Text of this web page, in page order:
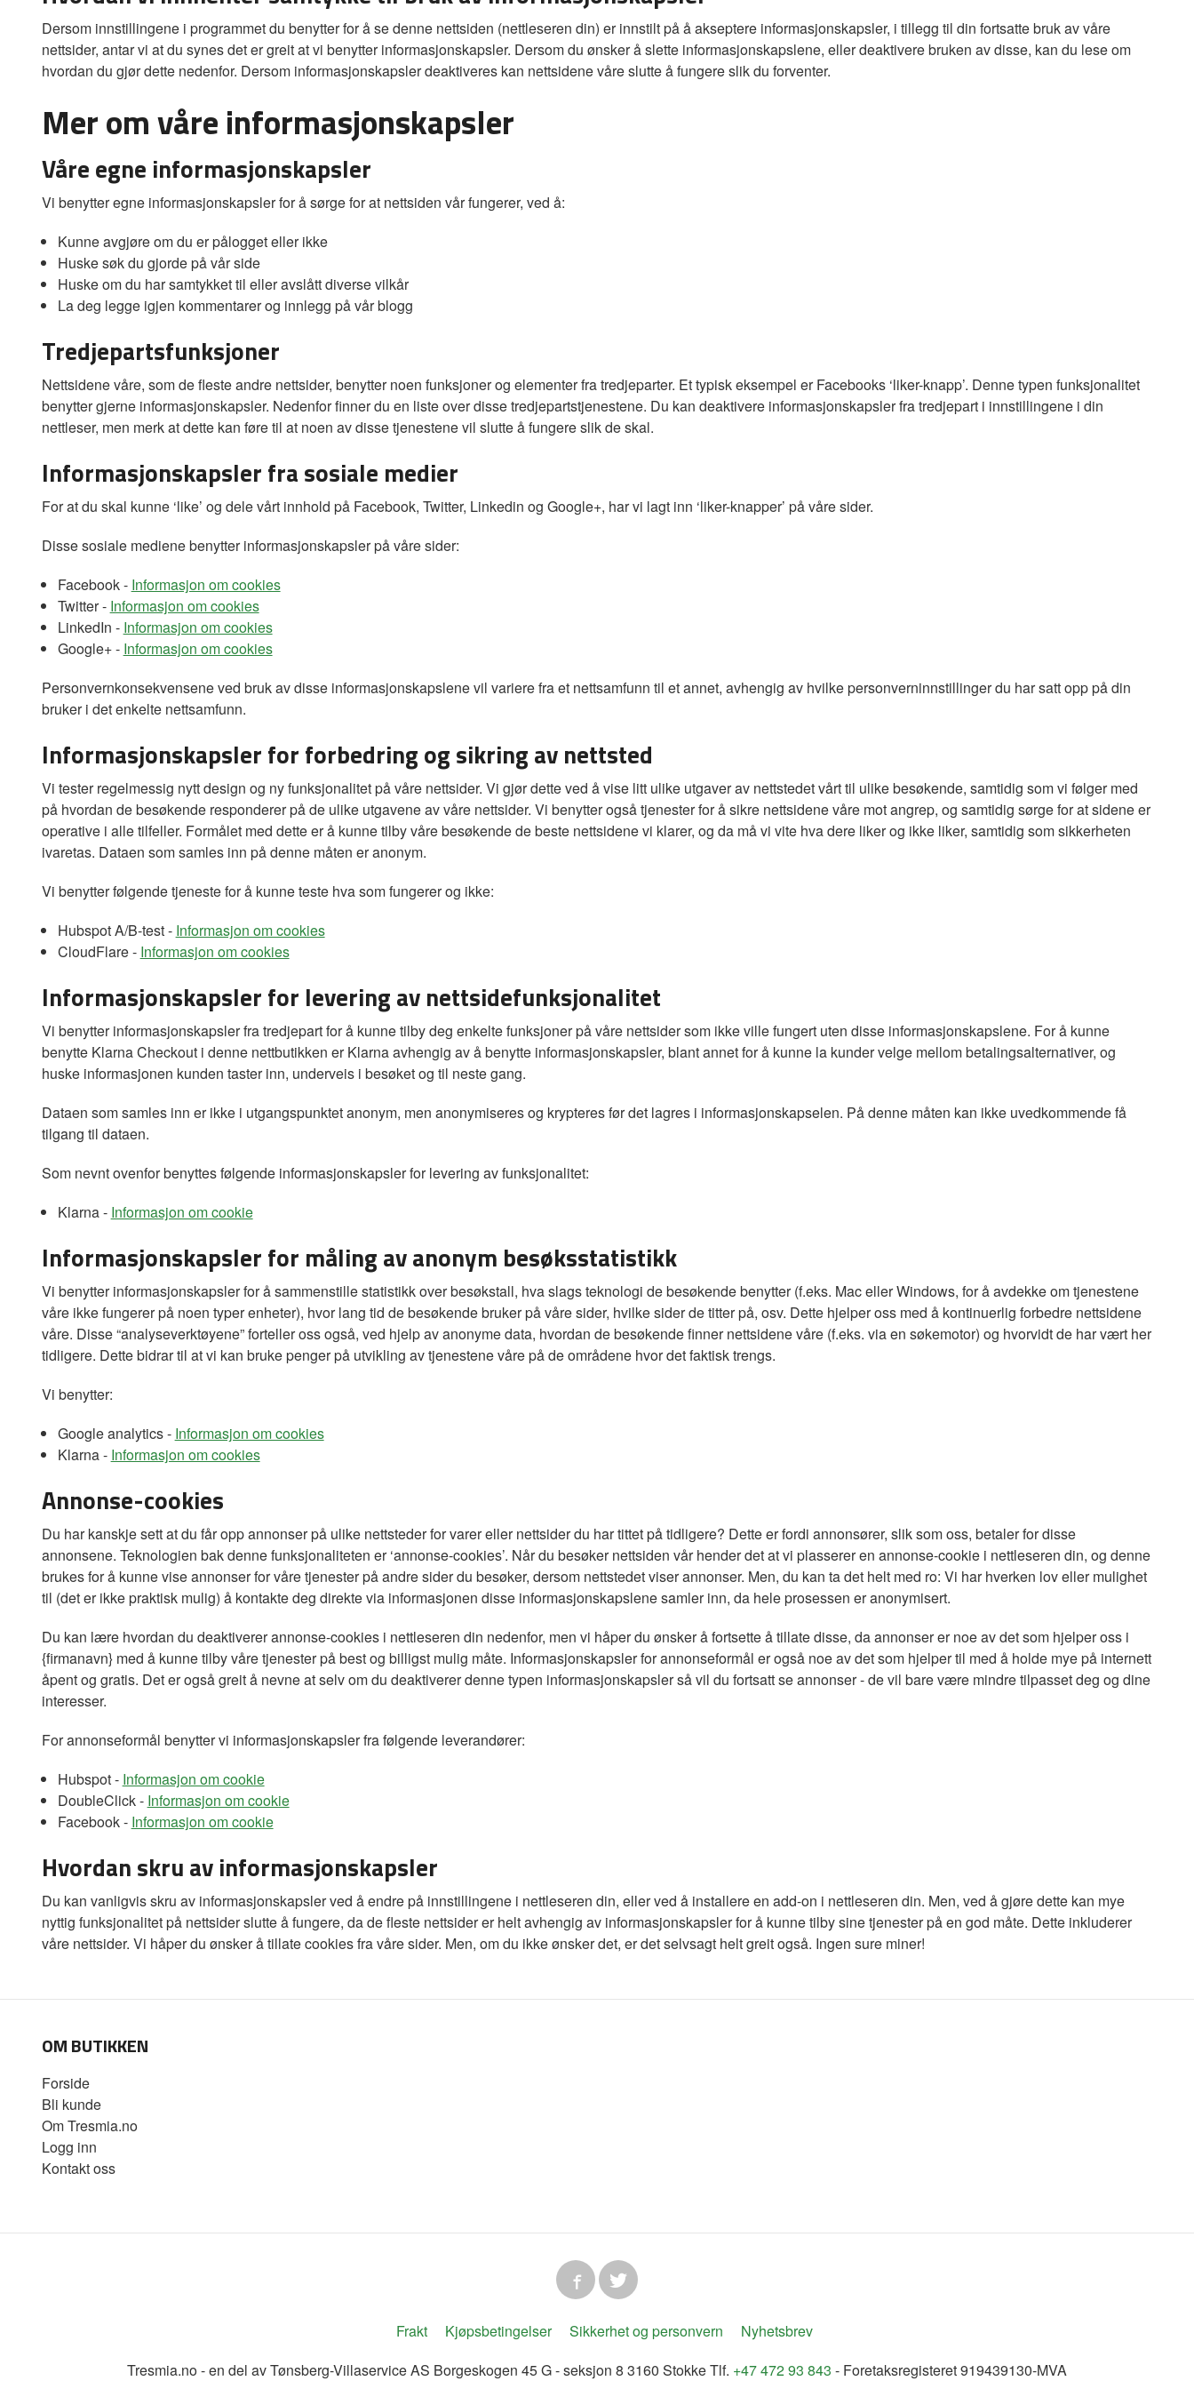
Dersom innstillingene i programmet du benytter for å se denne nettsiden (nettleseren din) er innstilt på å akseptere informasjonskapsler, i tillegg til din fortsatte bruk av våre
nettsider, antar vi at du synes det er greit at vi benytter informasjonskapsler. Dersom du ønsker å slette informasjonskapslene, eller deaktivere bruken av disse, kan du lese om
hvordan du gjør dette nedenfor. Dersom informasjonskapsler deaktiveres kan nettsidene våre slutte å fungere slik du forventer.
Mer om våre informasjonskapsler
Våre egne informasjonskapsler
Vi benytter egne informasjonskapsler for å sørge for at nettsiden vår fungerer, ved å:
Kunne avgjøre om du er pålogget eller ikke
Huske søk du gjorde på vår side
Huske om du har samtykket til eller avslått diverse vilkår
La deg legge igjen kommentarer og innlegg på vår blogg
Tredjepartsfunksjoner
Nettsidene våre, som de fleste andre nettsider, benytter noen funksjoner og elementer fra tredjeparter. Et typisk eksempel er Facebooks ‘liker-knapp’. Denne typen funksjonalitet
benytter gjerne informasjonskapsler. Nedenfor finner du en liste over disse tredjepartstjenestene. Du kan deaktivere informasjonskapsler fra tredjepart i innstillingene i din
nettleser, men merk at dette kan føre til at noen av disse tjenestene vil slutte å fungere slik de skal.
Informasjonskapsler fra sosiale medier
For at du skal kunne ‘like’ og dele vårt innhold på Facebook, Twitter, Linkedin og Google+, har vi lagt inn ‘liker-knapper’ på våre sider.
Disse sosiale mediene benytter informasjonskapsler på våre sider:
Facebook - Informasjon om cookies
Twitter - Informasjon om cookies
LinkedIn - Informasjon om cookies
Google+ - Informasjon om cookies
Personvernkonsekvensene ved bruk av disse informasjonskapslene vil variere fra et nettsamfunn til et annet, avhengig av hvilke personverninnstillinger du har satt opp på din
bruker i det enkelte nettsamfunn.
Informasjonskapsler for forbedring og sikring av nettsted
Vi tester regelmessig nytt design og ny funksjonalitet på våre nettsider. Vi gjør dette ved å vise litt ulike utgaver av nettstedet vårt til ulike besøkende, samtidig som vi følger med
på hvordan de besøkende responderer på de ulike utgavene av våre nettsider. Vi benytter også tjenester for å sikre nettsidene våre mot angrep, og samtidig sørge for at sidene er
operative i alle tilfeller. Formålet med dette er å kunne tilby våre besøkende de beste nettsidene vi klarer, og da må vi vite hva dere liker og ikke liker, samtidig som sikkerheten
ivaretas. Dataen som samles inn på denne måten er anonym.
Vi benytter følgende tjeneste for å kunne teste hva som fungerer og ikke:
Hubspot A/B-test - Informasjon om cookies
CloudFlare - Informasjon om cookies
Informasjonskapsler for levering av nettsidefunksjonalitet
Vi benytter informasjonskapsler fra tredjepart for å kunne tilby deg enkelte funksjoner på våre nettsider som ikke ville fungert uten disse informasjonskapslene. For å kunne
benytte Klarna Checkout i denne nettbutikken er Klarna avhengig av å benytte informasjonskapsler, blant annet for å kunne la kunder velge mellom betalingsalternativer, og
huske informasjonen kunden taster inn, underveis i besøket og til neste gang.
Dataen som samles inn er ikke i utgangspunktet anonym, men anonymiseres og krypteres før det lagres i informasjonskapselen. På denne måten kan ikke uvedkommende få
tilgang til dataen.
Som nevnt ovenfor benyttes følgende informasjonskapsler for levering av funksjonalitet:
Klarna - Informasjon om cookie
Informasjonskapsler for måling av anonym besøksstatistikk
Vi benytter informasjonskapsler for å sammenstille statistikk over besøkstall, hva slags teknologi de besøkende benytter (f.eks. Mac eller Windows, for å avdekke om tjenestene
våre ikke fungerer på noen typer enheter), hvor lang tid de besøkende bruker på våre sider, hvilke sider de titter på, osv. Dette hjelper oss med å kontinuerlig forbedre nettsidene
våre. Disse “analyseverktøyene” forteller oss også, ved hjelp av anonyme data, hvordan de besøkende finner nettsidene våre (f.eks. via en søkemotor) og hvorvidt de har vært her
tidligere. Dette bidrar til at vi kan bruke penger på utvikling av tjenestene våre på de områdene hvor det faktisk trengs.
Vi benytter:
Google analytics - Informasjon om cookies
Klarna - Informasjon om cookies
Annonse-cookies
Du har kanskje sett at du får opp annonser på ulike nettsteder for varer eller nettsider du har tittet på tidligere? Dette er fordi annonsører, slik som oss, betaler for disse
annonsene. Teknologien bak denne funksjonaliteten er ‘annonse-cookies’. Når du besøker nettsiden vår hender det at vi plasserer en annonse-cookie i nettleseren din, og denne
brukes for å kunne vise annonser for våre tjenester på andre sider du besøker, dersom nettstedet viser annonser. Men, du kan ta det helt med ro: Vi har hverken lov eller mulighet
til (det er ikke praktisk mulig) å kontakte deg direkte via informasjonen disse informasjonskapslene samler inn, da hele prosessen er anonymisert.
Du kan lære hvordan du deaktiverer annonse-cookies i nettleseren din nedenfor, men vi håper du ønsker å fortsette å tillate disse, da annonser er noe av det som hjelper oss i
{firmanavn} med å kunne tilby våre tjenester på best og billigst mulig måte. Informasjonskapsler for annonseformål er også noe av det som hjelper til med å holde mye på internett
åpent og gratis. Det er også greit å nevne at selv om du deaktiverer denne typen informasjonskapsler så vil du fortsatt se annonser - de vil bare være mindre tilpasset deg og dine
interesser.
For annonseformål benytter vi informasjonskapsler fra følgende leverandører:
Hubspot - Informasjon om cookie
DoubleClick - Informasjon om cookie
Facebook - Informasjon om cookie
Hvordan skru av informasjonskapsler
Du kan vanligvis skru av informasjonskapsler ved å endre på innstillingene i nettleseren din, eller ved å installere en add-on i nettleseren din. Men, ved å gjøre dette kan mye
nyttig funksjonalitet på nettsider slutte å fungere, da de fleste nettsider er helt avhengig av informasjonskapsler for å kunne tilby sine tjenester på en god måte. Dette inkluderer
våre nettsider. Vi håper du ønsker å tillate cookies fra våre sider. Men, om du ikke ønsker det, er det selvsagt helt greit også. Ingen sure miner!
OM BUTIKKEN
Forside
Bli kunde
Om Tresmia.no
Logg inn
Kontakt oss
Frakt Kjøpsbetingelser Sikkerhet og personvern
Nyhetsbrev
Tresmia.no - en del av Tønsberg-Villaservice AS Borgeskogen 45 G - seksjon 8 3160 Stokke Tlf. +47 472 93 843 - Foretaksregisteret 919439130-MVA